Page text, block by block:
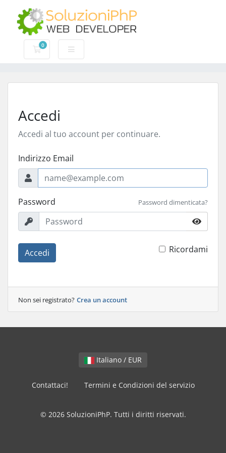
0
Carrello
Accedi
Accedi al tuo account per continuare.
Indirizzo Email
Password Password dimenticata?
Accedi Ricordami
Non sei registrato? Crea un account
Italiano / EUR
Contattaci! Termini e Condizioni del servizio
© 2026 SoluzioniPhP. Tutti i diritti riservati.